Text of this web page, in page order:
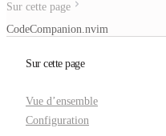
Sur cette page
CodeCompanion.nvim
Sur cette page
Vue d’ensemble
Configuration